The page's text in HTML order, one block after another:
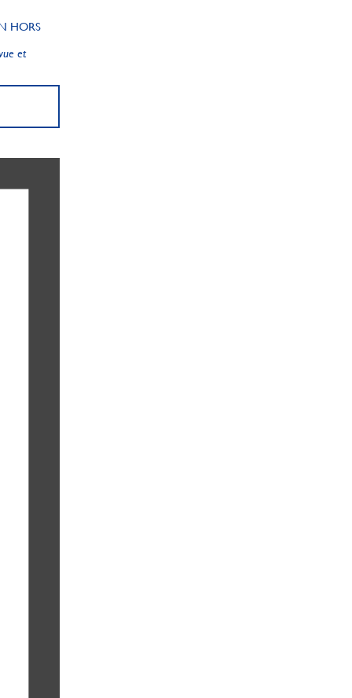
HORS
et